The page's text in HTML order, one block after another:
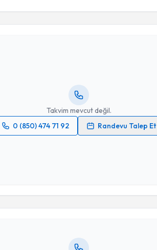
Takvim mevcut değil.
0 (850) 474 71 92
Randevu Talep Et
Takvim Talebini Gönder